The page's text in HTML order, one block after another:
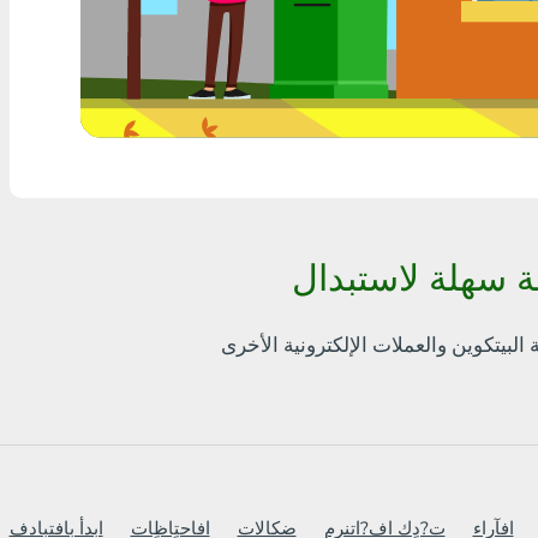
أٍ بل? THB
Visa/MasterCard MDL
Visa/MasterCard AMD
Ripple
ابدأ بافتبادف افاحتٍاظٍات ضكالات ت?دٍك اف?اتنرم افآراء